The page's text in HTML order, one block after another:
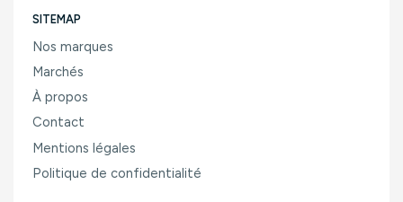
SITEMAP
Nos marques
Marchés
À propos
Contact
Mentions légales
Politique de confidentialité